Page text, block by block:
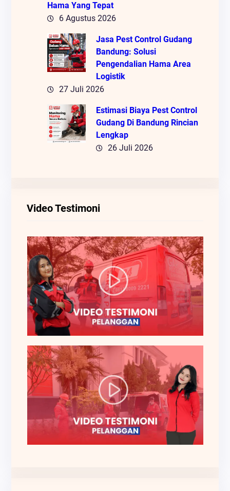
Hama Yang Tepat
6 Agustus 2026
Jasa Pest Control Gudang
Bandung: Solusi
Pengendalian Hama Area
Logistik
27 Juli 2026
Estimasi Biaya Pest Control
Gudang Di Bandung Rincian
Lengkap
26 Juli 2026
Video Testimoni